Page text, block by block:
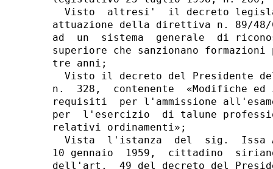
Visto  altresi'  il decreto
attuazione della direttiva n. 89/48/
ad  un  sistema  generale  di
superiore che sanzionano
tre anni;
Visto il decreto del Presidente
n.  328,  contenente  «Modifiche
requisiti  per l'ammissione
per  l'esercizio  di talune
relativi ordinamenti»;
Vista  l'istanza  del  sig.  Issa
10 gennaio  1959,  cittadino
dell'art.  49 del decreto del